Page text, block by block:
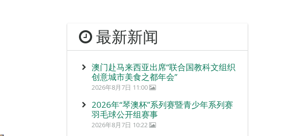
最新新闻
澳门赴马来西亚出席“联合国教科文组织
创意城市美食之都年会”
2026年8月7日 11:00
2026年“琴澳杯”系列赛暨青少年系列赛
羽毛球公开组赛事
2026年8月7日 10:22